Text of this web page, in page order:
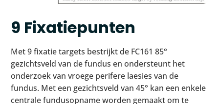
9 Fixatiepunten
Met 9 fixatie targets bestrijkt de FC161 85°
gezichtsveld van de fundus en ondersteunt het
onderzoek van vroege perifere laesies van de
fundus. Met een gezichtsveld van 45° kan een enkele
centrale fundusopname worden gemaakt om te